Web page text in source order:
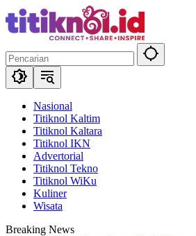
Langsung
ke
konten
Nasional
Titiknol Kaltim
Titiknol Kaltara
Titiknol IKN
Advertorial
Titiknol Tekno
Titiknol WiKu
Kuliner
Wisata
Breaking News